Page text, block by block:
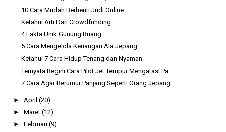
10 Cara Mudah Berhenti Judi Online
Ketahui Arti Dari Crowdfunding
4 Fakta Unik Gunung Ruang
5 Cara Mengelola Keuangan Ala Jepang
Ketahui 7 Cara Hidup Tenang dan Nyaman
Ternyata Begini Cara Pilot Jet Tempur Mengatasi Pa...
7 Cara Agar Berumur Panjang Seperti Orang Jepang
► April (20)
► Maret (12)
► Februari (9)